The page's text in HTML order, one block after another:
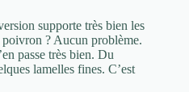
supporte très bien les
? Aucun problème.
passe très bien. Du
lamelles fines. C’est